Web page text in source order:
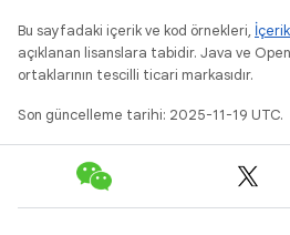
Bu sayfadaki içerik ve kod örnekleri,
açıklanan lisanslara tabidir. Java ve
ortaklarının tescilli ticari markasıdır.
Son güncelleme tarihi: 2025-11-19 UTC.